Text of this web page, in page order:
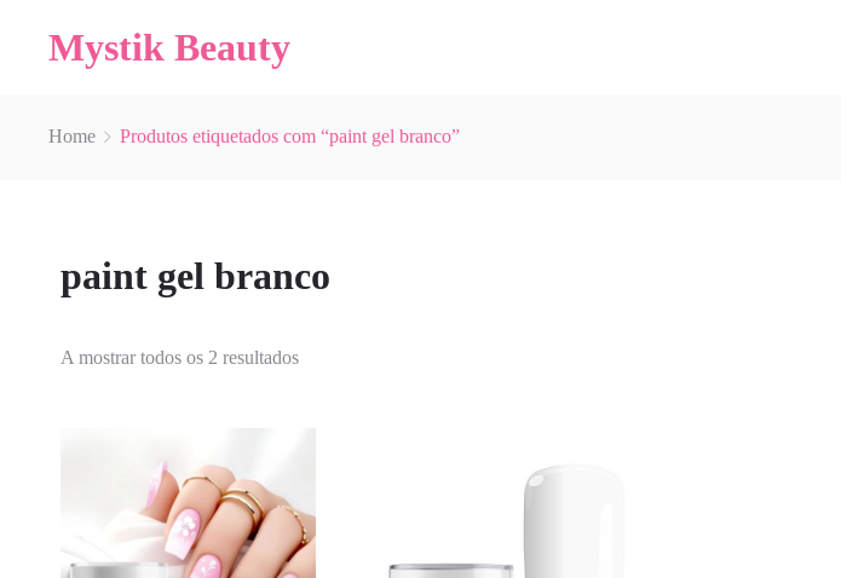
Mystik Beauty
Home Produtos etiquetados com “paint gel branco”
paint gel branco
A mostrar todos os 2 resultados